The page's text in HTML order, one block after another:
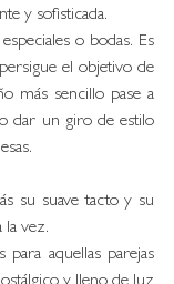
y sofisticada.
o bodas. Es
el objetivo de
más sencillo pase a
dar un giro de estilo
su suave tacto y su
la vez.
para aquellas parejas